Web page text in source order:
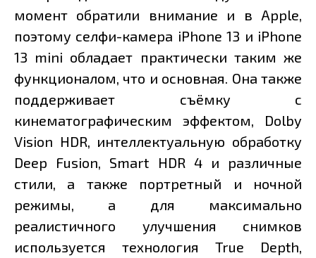
момент обратили внимание и в Apple,
поэтому селфи-камера iPhone 13 и iPhone
13 mini обладает практически таким же
функционалом, что и основная. Она также
поддерживает съёмку с
кинематографическим эффектом, Dolby
Vision HDR, интеллектуальную обработку
Deep Fusion, Smart HDR 4 и различные
стили, а также портретный и ночной
режимы, а для максимально
реалистичного улучшения снимков
используется технология True Depth,